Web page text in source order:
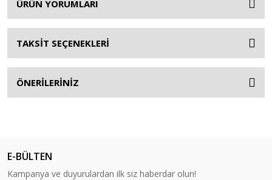
ÜRÜN YORUMLARI
TAKSİT SEÇENEKLERİ
ÖNERİLERİNİZ
E-BÜLTEN
Kampanya ve duyurulardan ilk siz haberdar olun!